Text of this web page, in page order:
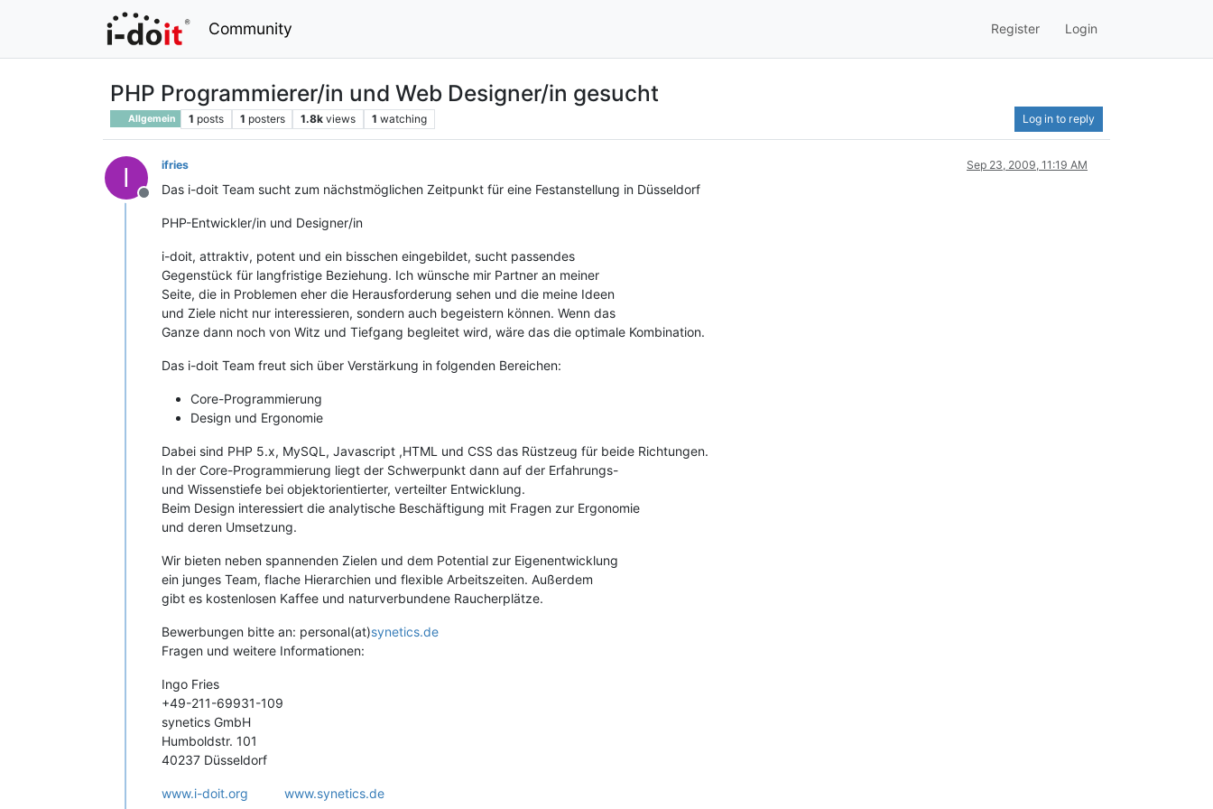
Community Register Login
PHP Programmierer/in und Web Designer/in gesucht
Allgemein 1 posts 1 posters 1.8k views 1 watching Log in to reply
I
Offline
ifries Sep 23, 2009, 11:19 AM
Das i-doit Team sucht zum nächstmöglichen Zeitpunkt für eine Festanstellung in Düsseldorf
PHP-Entwickler/in und Designer/in
i-doit, attraktiv, potent und ein bisschen eingebildet, sucht passendes
Gegenstück für langfristige Beziehung. Ich wünsche mir Partner an meiner
Seite, die in Problemen eher die Herausforderung sehen und die meine Ideen
und Ziele nicht nur interessieren, sondern auch begeistern können. Wenn das
Ganze dann noch von Witz und Tiefgang begleitet wird, wäre das die optimale Kombination.
Das i-doit Team freut sich über Verstärkung in folgenden Bereichen:
Core-Programmierung
Design und Ergonomie
Dabei sind PHP 5.x, MySQL, Javascript ,HTML und CSS das Rüstzeug für beide Richtungen.
In der Core-Programmierung liegt der Schwerpunkt dann auf der Erfahrungs-
und Wissenstiefe bei objektorientierter, verteilter Entwicklung.
Beim Design interessiert die analytische Beschäftigung mit Fragen zur Ergonomie
und deren Umsetzung.
Wir bieten neben spannenden Zielen und dem Potential zur Eigenentwicklung
ein junges Team, flache Hierarchien und flexible Arbeitszeiten. Außerdem
gibt es kostenlosen Kaffee und naturverbundene Raucherplätze.
Bewerbungen bitte an: personal(at)synetics.de
Fragen und weitere Informationen:
Ingo Fries
+49-211-69931-109
synetics GmbH
Humboldstr. 101
40237 Düsseldorf
www.i-doit.org www.synetics.de